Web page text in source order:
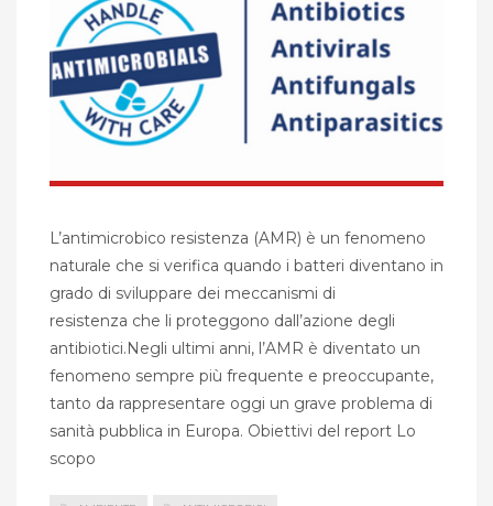
L’antimicrobico resistenza (AMR) è un fenomeno
naturale che si verifica quando i batteri diventano in
grado di sviluppare dei meccanismi di
resistenza che li proteggono dall’azione degli
antibiotici.Negli ultimi anni, l’AMR è diventato un
fenomeno sempre più frequente e preoccupante,
tanto da rappresentare oggi un grave problema di
sanità pubblica in Europa. Obiettivi del report Lo
scopo